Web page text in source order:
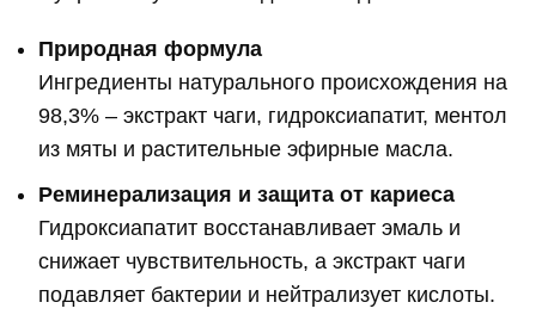
Природная формула
Ингредиенты натурального происхождения на
98,3% – экстракт чаги, гидроксиапатит, ментол
из мяты и растительные эфирные масла.
Реминерализация и защита от кариеса
Гидроксиапатит восстанавливает эмаль и
снижает чувствительность, а экстракт чаги
подавляет бактерии и нейтрализует кислоты.